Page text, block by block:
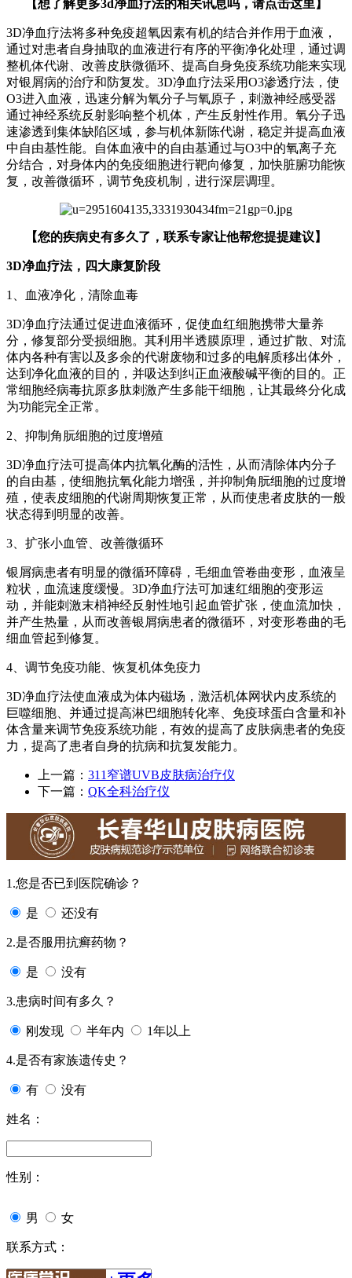
【想了解更多3d净血疗法的相关讯息吗，请点击这里】
3D净血疗法将多种免疫超氧因素有机的结合并作用于血液，
通过对患者自身抽取的血液进行有序的平衡净化处理，通过调
整机体代谢、改善皮肤微循环、提高自身免疫系统功能来实现
对银屑病的治疗和防复发。3D净血疗法采用O3渗透疗法，使
O3进入血液，迅速分解为氧分子与氧原子，刺激神经感受器
通过神经系统反射影响整个机体，产生反射性作用。氧分子迅
速渗透到集体缺陷区域，参与机体新陈代谢，稳定并提高血液
中自由基性能。自体血液中的自由基通过与O3中的氧离子充
分结合，对身体内的免疫细胞进行靶向修复，加快脏腑功能恢
复，改善微循环，调节免疫机制，进行深层调理。
【您的疾病史有多久了，联系专家让他帮您提提建议】
3D净血疗法，四大康复阶段
1、血液净化，清除血毒
3D净血疗法通过促进血液循环，促使血红细胞携带大量养
分，修复部分受损细胞。其利用半透膜原理，通过扩散、对流
体内各种有害以及多余的代谢废物和过多的电解质移出体外，
达到净化血液的目的，并吸达到纠正血液酸碱平衡的目的。正
常细胞经病毒抗原多肽刺激产生多能干细胞，让其最终分化成
为功能完全正常。
2、抑制角朊细胞的过度增殖
3D净血疗法可提高体内抗氧化酶的活性，从而清除体内分子
的自由基，使细胞抗氧化能力增强，并抑制角朊细胞的过度增
殖，使表皮细胞的代谢周期恢复正常，从而使患者皮肤的一般
状态得到明显的改善。
3、扩张小血管、改善微循环
银屑病患者有明显的微循环障碍，毛细血管卷曲变形，血液呈
粒状，血流速度缓慢。3D净血疗法可加速红细胞的变形运
动，并能刺激末梢神经反射性地引起血管扩张，使血流加快，
并产生热量，从而改善银屑病患者的微循环，对变形卷曲的毛
细血管起到修复。
4、调节免疫功能、恢复机体免疫力
3D净血疗法使血液成为体内磁场，激活机体网状内皮系统的
巨噬细胞、并通过提高淋巴细胞转化率、免疫球蛋白含量和补
体含量来调节免疫系统功能，有效的提高了皮肤病患者的免疫
力，提高了患者自身的抗病和抗复发能力。
上一篇： 311窄谱UVB皮肤病治疗仪
下一篇： QK全科治疗仪
1.您是否已到医院确诊？
是 还没有
2.是否服用抗癣药物？
是 没有
3.患病时间有多久？
刚发现 半年内 1年以上
4.是否有家族遗传史？
有 没有
姓名：
性别：
男 女
联系方式：